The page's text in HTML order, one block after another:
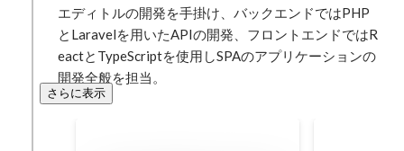
エディトルの開発を手掛け、バックエンドではPHP
とLaravelを用いたAPIの開発、フロントエンドではR
eactとTypeScriptを使用しSPAのアプリケーションの
開発全般を担当。
さらに表示